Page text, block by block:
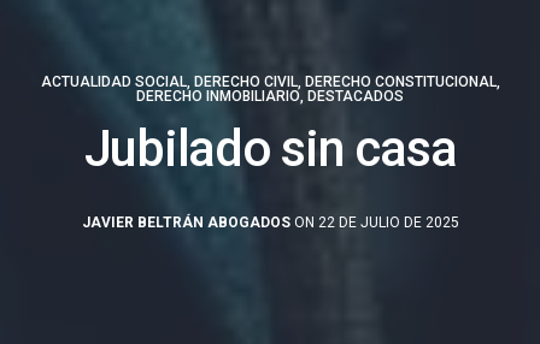
ACTUALIDAD SOCIAL, DERECHO CIVIL, DERECHO CONSTITUCIONAL,
DERECHO INMOBILIARIO, DESTACADOS
Jubilado sin casa
JAVIER BELTRÁN ABOGADOSON 22 DE JULIO DE 2025